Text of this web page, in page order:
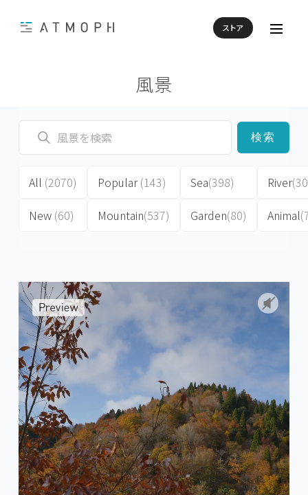
ストア
風景
検索
All (2070)
New (60)
Popular(143)
Mountain(537)
Sea(398)
Garden(80)
River
Animal